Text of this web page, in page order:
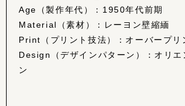
Age（製作年代）：1950年代前期
Material（素材）：レーヨン壁縮緬
Print（プリント技法）：オーバープリ
Design（デザインパターン）：オリエ
ン